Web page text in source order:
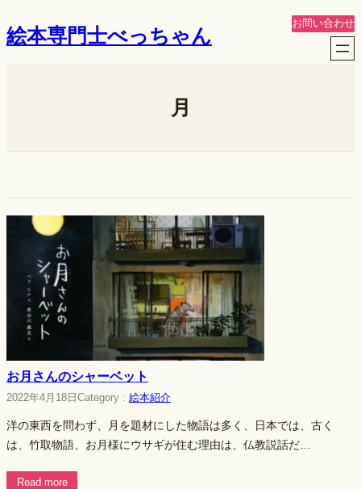
容
絵本専門士べっちゃん
お問い合わせ
月
お月さんのシャーベット
2022年4月18日 Category : 絵本紹介
洋の東西を問わず、月を題材にした物語は多く、日本では、古く
は、竹取物語、お月様にウサギが住む理由は、仏教説話だ…
Read more